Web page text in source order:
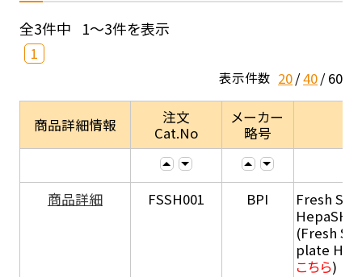
全3件中 1～3件を表示
1
表示件数 20 40 60
商品詳細情報
注文
Cat.No
メーカー
略号
商品詳細 FSSH001 BPI
Fresh
HepaSH®
(Fresh
plate
こちら)